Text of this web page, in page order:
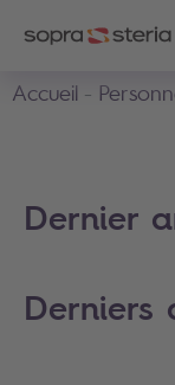
Accueil
Dernier
Derniers